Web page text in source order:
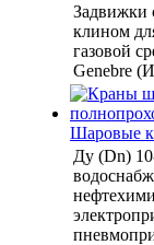
Задвижки
клином
газовой
Genebre
Шаровые
Ду (Dn)